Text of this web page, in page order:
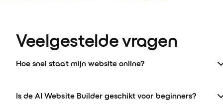
Veelgestelde vragen
Hoe snel staat mijn website online?
Is de AI Website Builder geschikt voor beginners?